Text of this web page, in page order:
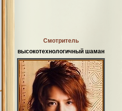
Смотритель
высокотехнологичный шаман